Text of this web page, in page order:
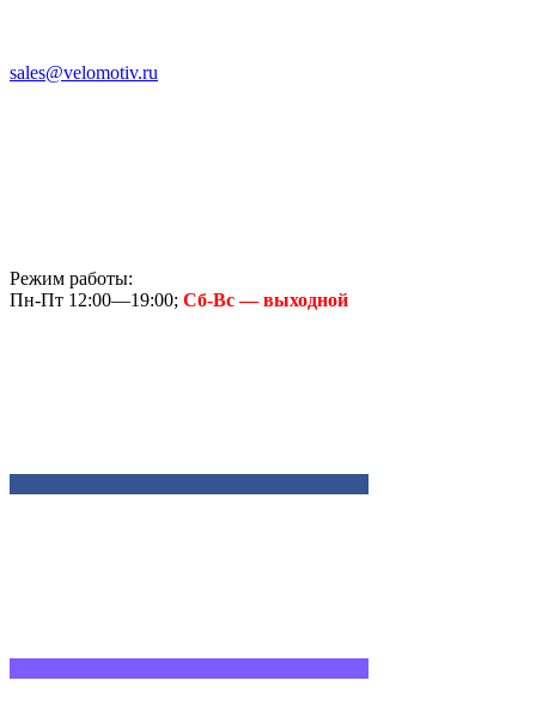
sales@velomotiv.ru
Режим работы:
Пн-Пт 12:00—19:00; Сб-Вс — выходной